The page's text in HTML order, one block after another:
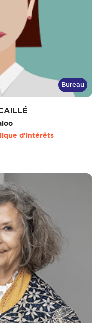
Bureau
d'intérêts